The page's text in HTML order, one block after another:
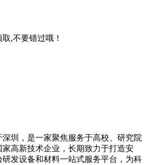
,不要错过哦！
深圳，是一家聚焦服务于高校、研究院
高新技术企业，长期致力于打造安
发设备和材料一站式服务平台，为科